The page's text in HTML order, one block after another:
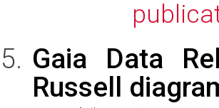
Gaia Data
Russell